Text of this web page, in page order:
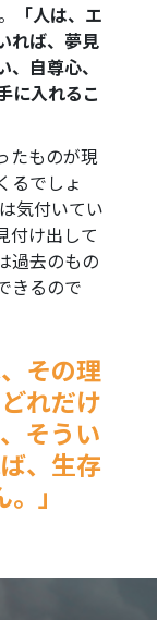
「人は、エ
れば、夢見
自尊心、
に入れるこ
たものが現
るでしょ
気付いてい
付け出して
過去のもの
きるので
その理
れだけ
そうい
、生存
」